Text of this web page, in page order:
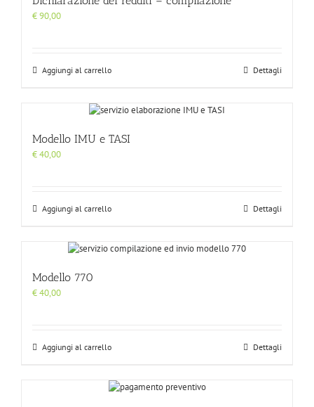
€90,00
Aggiungi al carrello Dettagli
Modello IMU e TASI
€40,00
Aggiungi al carrello Dettagli
Modello 770
€40,00
Aggiungi al carrello Dettagli